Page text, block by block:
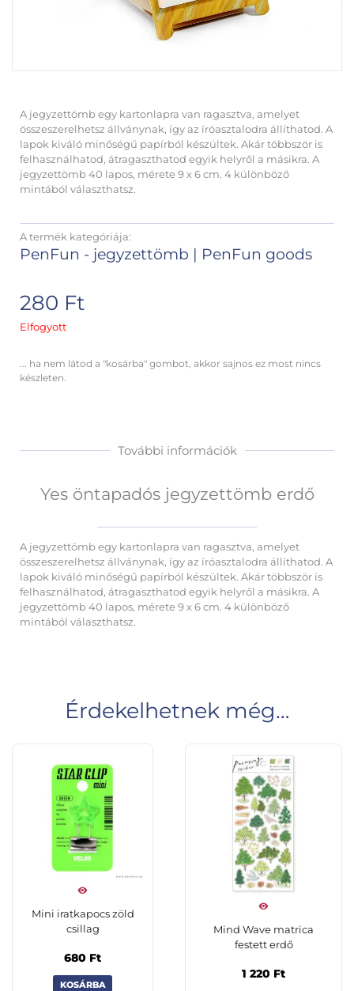
A jegyzettömb egy kartonlapra van ragasztva, amelyet
összeszerelhetsz állványnak, így az íróasztalodra állíthatod. A
lapok kiváló minőségű papírból készültek. Akár többször is
felhasználhatod, átragaszthatod egyik helyről a másikra. A
jegyzettömb 40 lapos, mérete 9 x 6 cm. 4 különböző
mintából választhatsz.
A termék kategóriája:
PenFun - jegyzettömb | PenFun goods
280 Ft
Elfogyott
... ha nem látod a "kosárba" gombot, akkor sajnos ez most nincs
készleten.
További információk
Yes öntapadós jegyzettömb erdő
A jegyzettömb egy kartonlapra van ragasztva, amelyet
összeszerelhetsz állványnak, így az íróasztalodra állíthatod. A
lapok kiváló minőségű papírból készültek. Akár többször is
felhasználhatod, átragaszthatod egyik helyről a másikra. A
jegyzettömb 40 lapos, mérete 9 x 6 cm. 4 különböző
mintából választhatsz.
Érdekelhetnek még…
Mini iratkapocs zöld
csillag
680 Ft
KOSÁRBA
Mind Wave matrica
festett erdő
1 220 Ft